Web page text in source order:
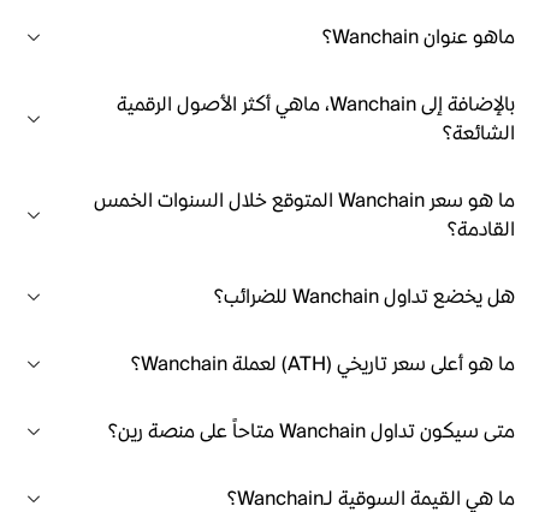
ماهو عنوان Wanchain؟
بالإضافة إلى Wanchain، ماهي أكثر الأصول الرقمية
الشائعة؟
ما هو سعر Wanchain المتوقع خلال السنوات الخمس
القادمة؟
هل يخضع تداول Wanchain للضرائب؟
ما هو أعلى سعر تاريخي (ATH) لعملة Wanchain؟
متى سيكون تداول Wanchain متاحاً على منصة رين؟
ما هي القيمة السوقية لـWanchain؟